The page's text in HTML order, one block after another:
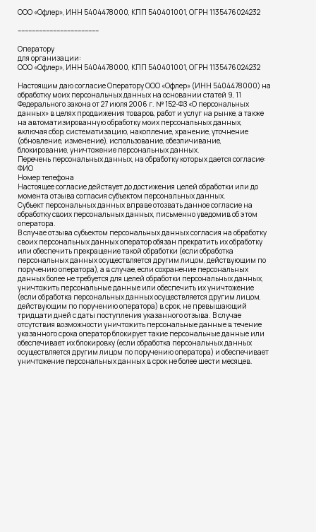
ООО «Офлер», ИНН 5404478000, КПП 540401001, ОГРН 1135476024232
----------------------------------------------
Оператору
для организации:
ООО «Офлер», ИНН 5404478000, КПП 540401001, ОГРН 1135476024232
Настоящим даю согласие Оператору ООО «Офлер» (ИНН 5404478000) на
обработку моих персональных данных на основании статей 9, 11
Федерального закона от 27 июля 2006 г. № 152-ФЗ «О персональных
данных» в целях продвижения товаров, работ и услуг на рынке, а также
на автоматизированную обработку моих персональных данных,
включая сбор, систематизацию, накопление, хранение, уточнение
(обновление, изменение), использование, обезличивание,
блокирование, уничтожение персональных данных.
Перечень персональных данных, на обработку которых дается согласие:
ФИО
Номер телефона
Настоящее согласие действует до достижения целей обработки или до
момента отзыва согласия субъектом персональных данных.
Субъект персональных данных вправе отозвать данное согласие на
обработку своих персональных данных, письменно уведомив об этом
оператора.
В случае отзыва субъектом персональных данных согласия на обработку
своих персональных данных оператор обязан прекратить их обработку
или обеспечить прекращение такой обработки (если обработка
персональных данных осуществляется другим лицом, действующим по
поручению оператора), а в случае, если сохранение персональных
данных более не требуется для целей обработки персональных данных,
уничтожить персональные данные или обеспечить их уничтожение
(если обработка персональных данных осуществляется другим лицом,
действующим по поручению оператора) в срок, не превышающий
тридцати дней с даты поступления указанного отзыва. В случае
отсутствия возможности уничтожить персональные данные в течение
указанного срока оператор блокирует такие персональные данные или
обеспечивает их блокировку (если обработка персональных данных
осуществляется другим лицом по поручению оператора) и обеспечивает
уничтожение персональных данных в срок не более шести месяцев.